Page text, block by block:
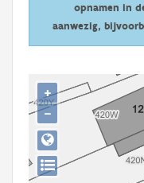
Downloads
Aanmelden
opnamen in
aanwezig,
+
−